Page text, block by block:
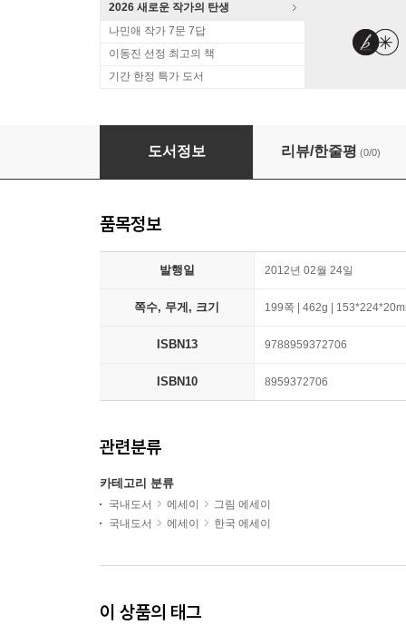
2026 새로운 작가의 탄생
나민애 작가 7문 7답
이동진 선정 최고의 책
기간 한정 특가 도서
그림 속에 놀다
도서정보 리뷰/한줄평 (0/0)
품목정보
발행일 2012년 02월 24일
쪽수, 무게, 크기 199쪽 | 462g |
ISBN13 9788959372706
ISBN10 8959372706
관련분류
카테고리 분류
국내도서 에세이
그림 에세이
국내도서
에세이 한국 에세이
이 상품의 태그